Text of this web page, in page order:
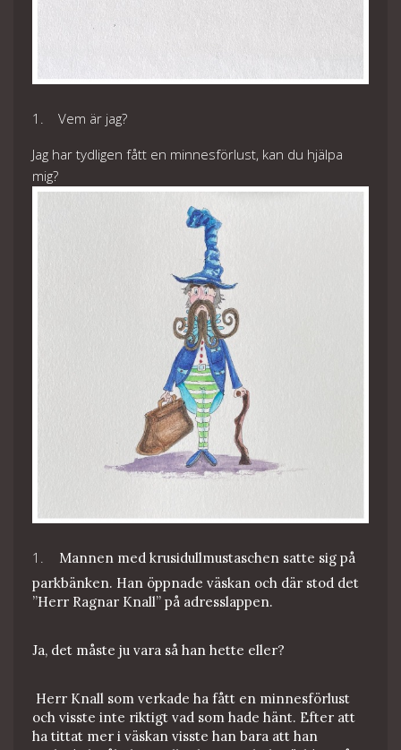
1. Vem är jag?
Jag har tydligen fått en minnesförlust, kan du hjälpa
mig?
1.
Mannen med krusidullmustaschen satte sig på
parkbänken. Han öppnade väskanoch där stod det
”Herr Ragnar Knall” på adresslappen.
Ja, det måste ju vara så han hette eller?
Herr Knall som verkade ha fått en minnesförlust
och visste inte riktigt vad som hade hänt. Efter att
ha tittat mer i väskan visste han bara att han